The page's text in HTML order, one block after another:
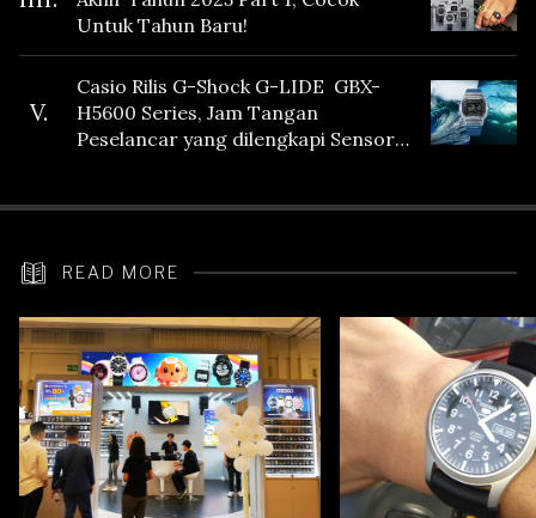
Untuk Tahun Baru!
V.
Casio Rilis G-Shock G-LIDE GBX-
H5600 Series, Jam Tangan
Peselancar yang dilengkapi Sensor
READ MORE